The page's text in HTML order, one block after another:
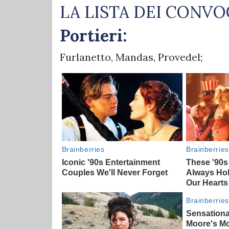
LA LISTA DEI
Portieri:
Furlanetto, Mandas, Provedel;